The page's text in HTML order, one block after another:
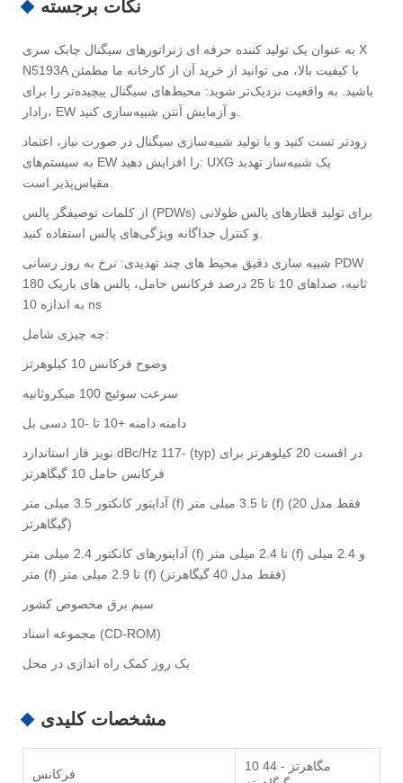
نکات برجسته
به عنوان یک تولید کننده حرفه ای ژنراتورهای سیگنال چابک سری X
N5193A با کیفیت بالا، می توانید از خرید آن از کارخانه ما مطمئن
باشید. به واقعیت نزدیک‌تر شوید: محیط‌های سیگنال پیچیده‌تر را برای
رادار، EW و آزمایش آنتن شبیه‌سازی کنید.
زودتر تست کنید و با تولید شبیه‌سازی سیگنال در صورت نیاز، اعتماد
به سیستم‌های EW را افزایش دهید: UXG یک شبیه‌ساز تهدید
مقیاس‌پذیر است.
از کلمات توصیفگر پالس (PDWs) برای تولید قطارهای پالس طولانی
و کنترل جداگانه ویژگی‌های پالس استفاده کنید.
شبیه سازی دقیق محیط های چند تهدیدی: نرخ به روز رسانی PDW
180 ثانیه، صداهای 10 تا 25 درصد فرکانس حامل، پالس های باریک
به اندازه 10 ns
چه چیزی شامل:
وضوح فرکانس 10 کیلوهرتز
سرعت سوئیچ 100 میکروثانیه
دامنه دامنه +10 تا -10 دسی بل
نویز فاز استاندارد dBc/Hz 117- (typ) در افست 20 کیلوهرتز برای
فرکانس حامل 10 گیگاهرتز
آداپتور کانکتور 3.5 میلی متر (f) تا 3.5 میلی متر (f) (فقط مدل 20
گیگاهرتز)
آداپتورهای کانکتور 2.4 میلی متر (f) تا 2.4 میلی متر (f) و 2.4 میلی
متر (f) تا 2.9 میلی متر (f) (فقط مدل 40 گیگاهرتز)
سیم برق مخصوص کشور
مجموعه اسناد (CD-ROM)
یک روز کمک راه اندازی در محل
مشخصات کلیدی
فرکانس
10 مگاهرتز - 44